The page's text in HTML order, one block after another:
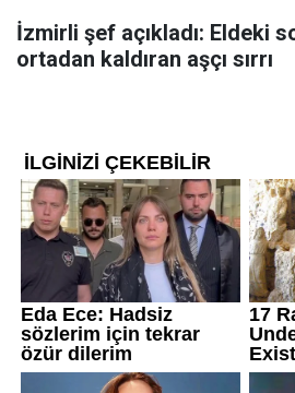
İzmirli şef açıkladı: Eldeki
ortadan kaldıran aşçı sırrı